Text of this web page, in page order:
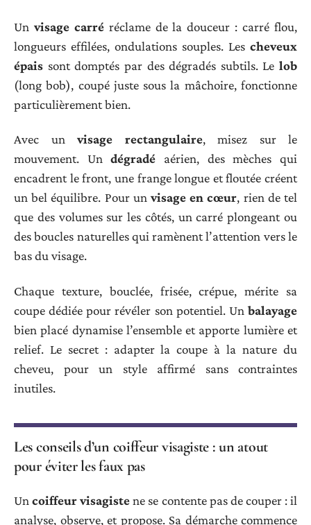
Un visage carréréclame de la douceur : carré flou,
longueurs effilées, ondulations souples. Les cheveux
épais sont domptés par des dégradés subtils. Le lob
(long bob), coupé juste sous la mâchoire, fonctionne
particulièrement bien.
Avec un visage rectangulaire, misez sur le
mouvement. Undégradé aérien, des mèches qui
encadrent le front, une frange longue et floutée créent
un bel équilibre. Pour un visage en cœur, rien de tel
que des volumes sur les côtés, un carré plongeant ou
des boucles naturelles qui ramènent l’attention vers le
bas du visage.
Chaque texture, bouclée, frisée, crépue, mérite sa
coupe dédiée pour révéler son potentiel. Un balayage
bien placé dynamise l’ensemble et apporte lumière et
relief. Le secret : adapter la coupe à la nature du
cheveu, pour un style affirmé sans contraintes
inutiles.
Les conseils d’un coiffeur visagiste : un atout
pour éviter les faux pas
Uncoiffeur visagistene se contente pas de couper : il
analyse, observe, et propose. Sa démarche commence